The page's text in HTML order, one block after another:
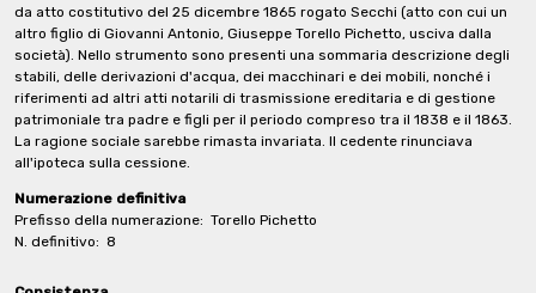
da atto costitutivo del 25 dicembre 1865 rogato Secchi (atto con cui un
altro figlio di Giovanni Antonio, Giuseppe Torello Pichetto, usciva dalla
società). Nello strumento sono presenti una sommaria descrizione degli
stabili, delle derivazioni d'acqua, dei macchinari e dei mobili, nonché i
riferimenti ad altri atti notarili di trasmissione ereditaria e di gestione
patrimoniale tra padre e figli per il periodo compreso tra il 1838 e il 1863.
La ragione sociale sarebbe rimasta invariata. Il cedente rinunciava
all'ipoteca sulla cessione.
Numerazione definitiva
Prefisso della numerazione: Torello Pichetto
N. definitivo: 8